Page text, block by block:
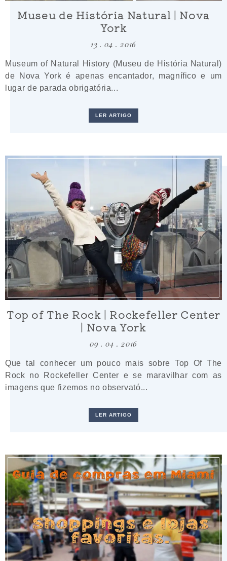
Museu de História Natural | Nova
York
13 . 04 . 2016
Museum of Natural History (Museu de História Natural)
de Nova York é apenas encantador, magnífico e um
lugar de parada obrigatória...
LER ARTIGO
Top of The Rock | Rockefeller Center
| Nova York
09 . 04 . 2016
Que tal conhecer um pouco mais sobre Top Of The
Rock no Rockefeller Center e se maravilhar com as
imagens que fizemos no observató...
LER ARTIGO